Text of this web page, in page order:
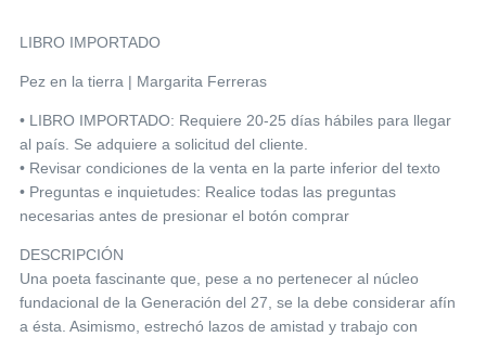
LIBRO IMPORTADO
Pez en la tierra | Margarita Ferreras
• LIBRO IMPORTADO: Requiere 20-25 días hábiles para llegar
al país. Se adquiere a solicitud del cliente.
• Revisar condiciones de la venta en la parte inferior del texto
• Preguntas e inquietudes: Realice todas las preguntas
necesarias antes de presionar el botón comprar
DESCRIPCIÓN
Una poeta fascinante que, pese a no pertenecer al núcleo
fundacional de la Generación del 27, se la debe considerar afín
a ésta. Asimismo, estrechó lazos de amistad y trabajo con